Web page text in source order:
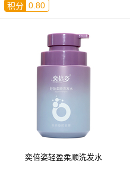
积分 0.80
奕倍姿轻盈柔顺洗发水